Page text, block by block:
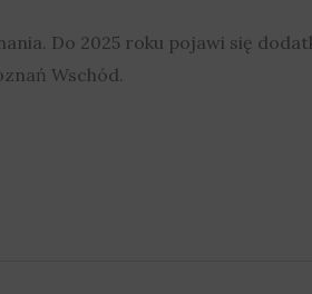
Do 2025 roku pojawi się
Wschód.